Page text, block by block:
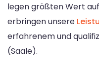
legen größten Wert
erbringen unsere
erfahrenem und
(Saale).